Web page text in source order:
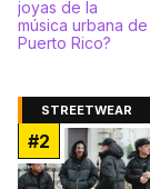
STREETWEAR
#2